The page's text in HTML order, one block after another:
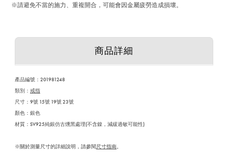
※請避免不當的施力、重複開合，可能會因金屬疲勞造成損壞。
商品詳細
產品編號： 201981248
類別： 戒指
尺寸：9號 15號 19號 23號
顏色：銀色
材質：SV925純銀仿古燻黑處理(不含鎳，減緩過敏可能性)
※關於測量尺寸的詳細說明，請參閱尺寸指南。